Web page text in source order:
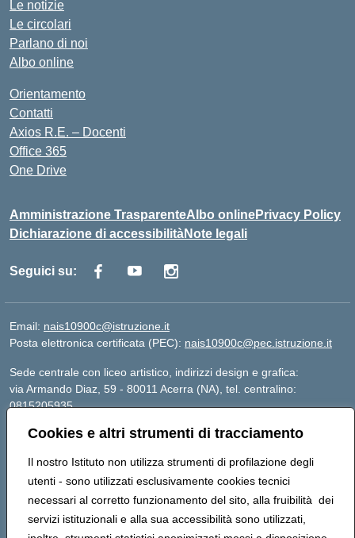
Cookies e altri strumenti di tracciamento
Il nostro Istituto non utilizza strumenti di profilazione degli
utenti - sono utilizzati esclusivamente cookies tecnici
necessari al corretto funzionamento del sito, alla fruibilità dei
servizi istituzionali e alla sua accessibilità sono utilizzati,
Le notizie
Le circolari
Parlano di noi
Albo online
Orientamento
Contatti
Axios R.E. – Docenti
Office 365
One Drive
Amministrazione TrasparenteAlbo onlinePrivacy Policy
Dichiarazione di accessibilitàNote legali
Seguici su:
Email: nais10900c@istruzione.it
Posta elettronica certificata (PEC): nais10900c@pec.istruzione.it
Sede centrale con liceo artistico, indirizzi design e grafica:
via Armando Diaz, 59 - 80011 Acerra (NA), tel. centralino:
0815205935
via T. Campanella, 80011 Acerra (NA), tel/fax: 0818850905
Sede succursale con liceo musicale:
via S. Pellico, 80011 Acerra (NA), tel: 08119660921
Email: nais10900c@istruzione.it | PEC:
nais10900c@pec.istruzione.it | Nome Ufficio PA: Uff_eFatturaPA |
Codice Univoco ufficio: UFOYYV | C.Fisc: 93056740637